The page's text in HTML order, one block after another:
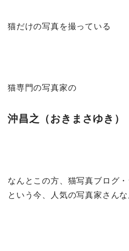
猫だけの写真を撮っている
猫専門の写真家の
沖昌之（おきまさゆき）
なんとこの方、猫写真ブログ
という今、人気の写真家さんな